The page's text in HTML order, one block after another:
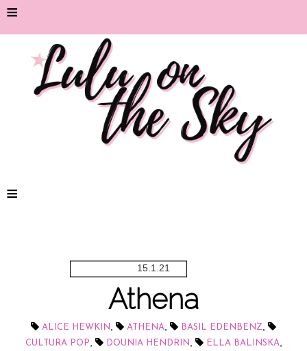
≡
≡
15.1.21
Athena
ALICE HEWKIN, ATHENA, BASIL EDENBENZ,
CULTURA POP, DOUNIA HENDRIN, ELLA BALINSKA,